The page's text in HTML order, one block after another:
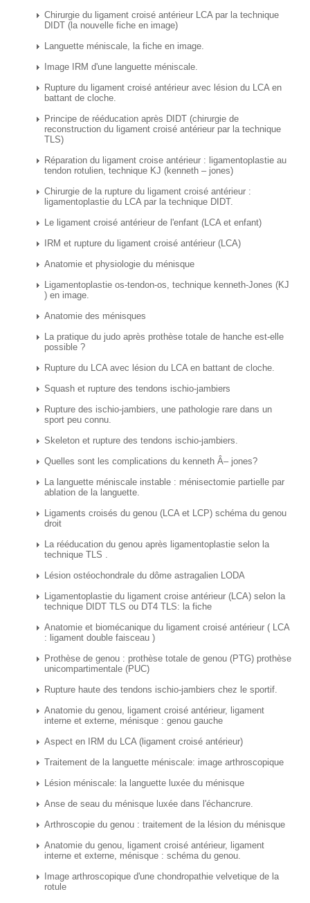
Chirurgie du ligament croisé antérieur LCA par la technique
DIDT (la nouvelle fiche en image)
Languette méniscale, la fiche en image.
Image IRM d'une languette méniscale.
Rupture du ligament croisé antérieur avec lésion du LCA en
battant de cloche.
Principe de rééducation après DIDT (chirurgie de
reconstruction du ligament croisé antérieur par la technique
TLS)
Réparation du ligament croise antérieur : ligamentoplastie au
tendon rotulien, technique KJ (kenneth – jones)
Chirurgie de la rupture du ligament croisé antérieur :
ligamentoplastie du LCA par la technique DIDT.
Le ligament croisé antérieur de l'enfant (LCA et enfant)
IRM et rupture du ligament croisé antérieur (LCA)
Anatomie et physiologie du ménisque
Ligamentoplastie os-tendon-os, technique kenneth-Jones (KJ
) en image.
Anatomie des ménisques
La pratique du judo après prothèse totale de hanche est-elle
possible ?
Rupture du LCA avec lésion du LCA en battant de cloche.
Squash et rupture des tendons ischio-jambiers
Rupture des ischio-jambiers, une pathologie rare dans un
sport peu connu.
Skeleton et rupture des tendons ischio-jambiers.
Quelles sont les complications du kenneth Â– jones?
La languette méniscale instable : ménisectomie partielle par
ablation de la languette.
Ligaments croisés du genou (LCA et LCP) schéma du genou
droit
La rééducation du genou après ligamentoplastie selon la
technique TLS .
Lésion ostéochondrale du dôme astragalien LODA
Ligamentoplastie du ligament croise antérieur (LCA) selon la
technique DIDT TLS ou DT4 TLS: la fiche
Anatomie et biomécanique du ligament croisé antérieur ( LCA
: ligament double faisceau )
Prothèse de genou : prothèse totale de genou (PTG) prothèse
unicompartimentale (PUC)
Rupture haute des tendons ischio-jambiers chez le sportif.
Anatomie du genou, ligament croisé antérieur, ligament
interne et externe, ménisque : genou gauche
Aspect en IRM du LCA (ligament croisé antérieur)
Traitement de la languette méniscale: image arthroscopique
Lésion méniscale: la languette luxée du ménisque
Anse de seau du ménisque luxée dans l'échancrure.
Arthroscopie du genou : traitement de la lésion du ménisque
Anatomie du genou, ligament croisé antérieur, ligament
interne et externe, ménisque : schéma du genou.
Image arthroscopique d'une chondropathie velvetique de la
rotule